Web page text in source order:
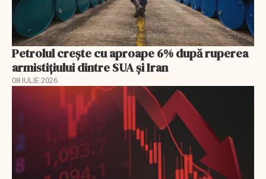
Petrolul crește cu aproape 6% după ruperea
armistițiului dintre SUA și Iran
08 IULIE 2026